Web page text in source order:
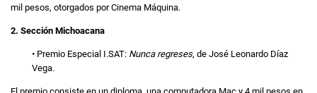
mil pesos, otorgados por Cinema Máquina.
2. Sección Michoacana
• Premio Especial I.SAT: Nunca regreses, de José Leonardo Díaz
Vega.